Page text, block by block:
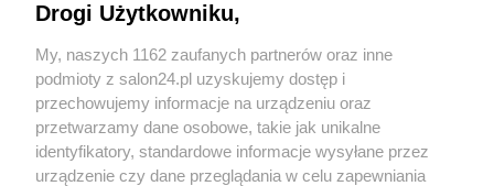
Sport
Społeczeństwo
Kultura
Drogi Użytkowniku,
My, naszych 1162 zaufanych partnerów oraz inne
podmioty z salon24.pl uzyskujemy dostęp i
przechowujemy informacje na urządzeniu oraz
przetwarzamy dane osobowe, takie jak unikalne
identyfikatory, standardowe informacje wysyłane przez
urządzenie czy dane przeglądania w celu zapewniania